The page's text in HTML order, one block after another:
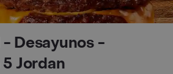
- Desayunos -
Jordan